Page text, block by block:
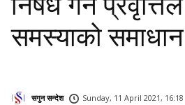
समस्याको समाधान
सगुन सन्देश Sunday, 11 April 2021, 16:18